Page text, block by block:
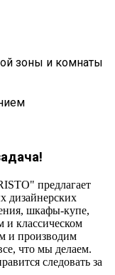
зоны и комнаты
предлагает
дизайнерских
шкафы-купе,
классическом
и производим
что мы делаем.
следовать за